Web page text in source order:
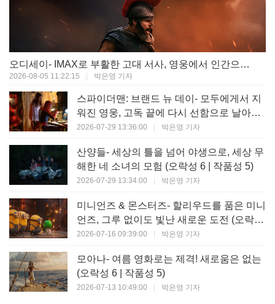
오디세이- IMAX로 부활한 고대 서사, 영웅에서 인간으로의 귀환 (오락성 9 | 작품성 9)
2026-08-05 11:22:15 박은영 기자
스파이더맨: 브랜드 뉴 데이- 모두에게서 지
워진 영웅, 고독 끝에 다시 선함으로 날아오
르다 (오락성 8 | 작품성 8)
2026-07-29 13:36:00 박은영 기자
산양들- 세상의 틀을 넘어 야생으로, 세상 무
해한 네 소녀의 모험 (오락성 6 | 작품성 5)
2026-07-29 13:34:00 박은영 기자
미니언즈 & 몬스터즈- 할리우드를 품은 미니
언즈, 그루 없이도 빛난 새로운 도전 (오락성
7 | 작품성 6)
2026-07-16 09:39:00 박은영 기자
모아나- 여름 영화로는 제격! 새로움은 없는
(오락성 6 | 작품성 5)
2026-07-13 10:49:00 박은영 기자